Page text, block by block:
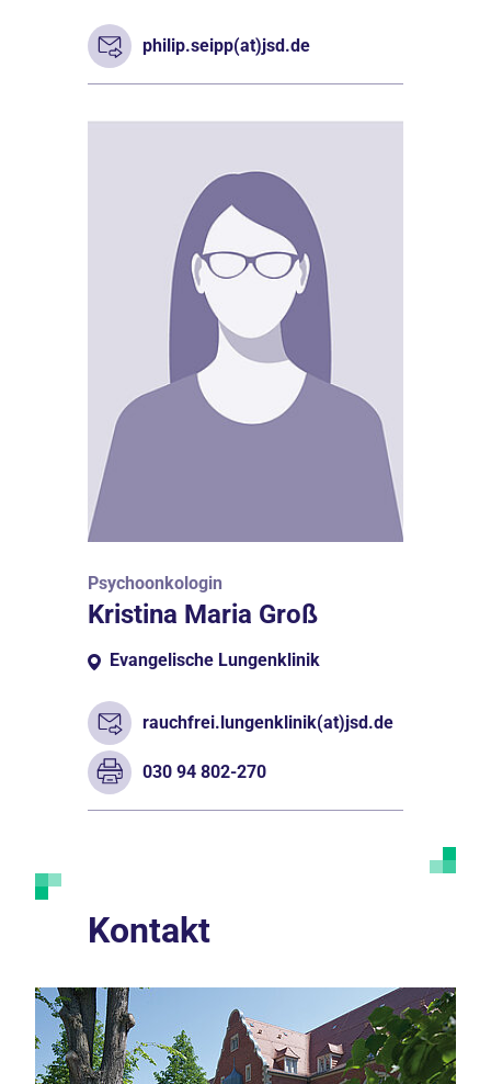
philip.seipp(at)jsd.de
Psychoonkologin
Kristina Maria Groß
Evangelische Lungenklinik
rauchfrei.lungenklinik(at)jsd.de
030 94 802-270
Kontakt